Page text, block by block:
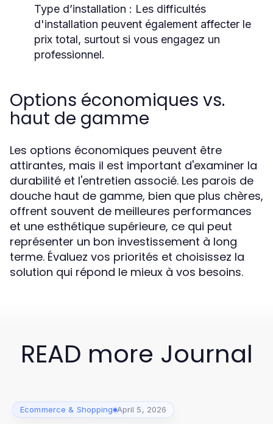
Type d’installation : Les difficultés
d'installation peuvent également affecter le
prix total, surtout si vous engagez un
professionnel.
Options économiques vs.
haut de gamme
Les options économiques peuvent être
attirantes, mais il est important d'examiner la
durabilité et l'entretien associé. Les parois de
douche haut de gamme, bien que plus chères,
offrent souvent de meilleures performances
et une esthétique supérieure, ce qui peut
représenter un bon investissement à long
terme. Évaluez vos priorités et choisissez la
solution qui répond le mieux à vos besoins.
READ more Journal
Ecommerce & Shopping April 5, 2026